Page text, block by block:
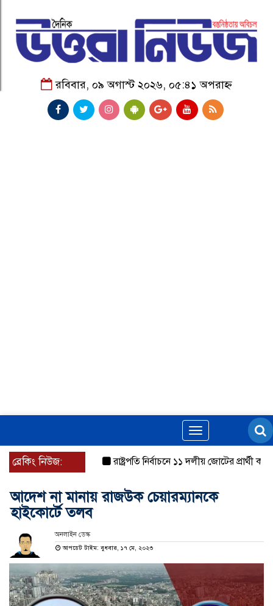
রবিবার, ০৯ অগাস্ট ২০২৬, ০৫:৪১ অপরাহ্ন
Toggle
navigation
ব্রেকিং নিউজ: রাষ্ট্রপতি নির্বাচনে ১১ দলীয় জোটের প্রার্থী কর্নেল
আদেশ না মানায় রাজউক চেয়ারম্যানকে
হাইকোর্টে তলব
অনলাইন ডেস্ক
আপডেট টাইম: বুধবার, ১৭ মে, ২০২৩